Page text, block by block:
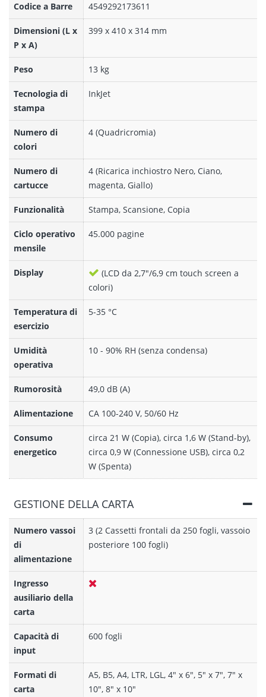
Codice a Barre 4549292173611
Dimensioni (L x
P x A)
399 x 410 x 314 mm
Peso 13 kg
Tecnologia di
stampa
InkJet
Numero di
colori
4 (Quadricromia)
Numero di
cartucce
4 (Ricarica inchiostro Nero, Ciano,
magenta, Giallo)
Funzionalità Stampa, Scansione, Copia
Ciclo operativo
mensile
45.000 pagine
Display
(LCD da 2,7"/6,9 cm touch screen a
colori)
Temperatura di
esercizio
5-35 °C
Umidità
operativa
10 - 90% RH (senza condensa)
Rumorosità 49,0 dB (A)
Alimentazione CA 100-240 V, 50/60 Hz
Consumo
energetico
circa 21 W (Copia), circa 1,6 W (Stand-by),
circa 0,9 W (Connessione USB), circa 0,2
W (Spenta)
GESTIONE DELLA CARTA
Numero vassoi
di
alimentazione
3 (2 Cassetti frontali da 250 fogli, vassoio
posteriore 100 fogli)
Ingresso
ausiliario della
carta
Capacità di
input
600 fogli
Formati di
carta
A5, B5, A4, LTR, LGL, 4" x 6", 5" x 7", 7" x
10", 8" x 10"